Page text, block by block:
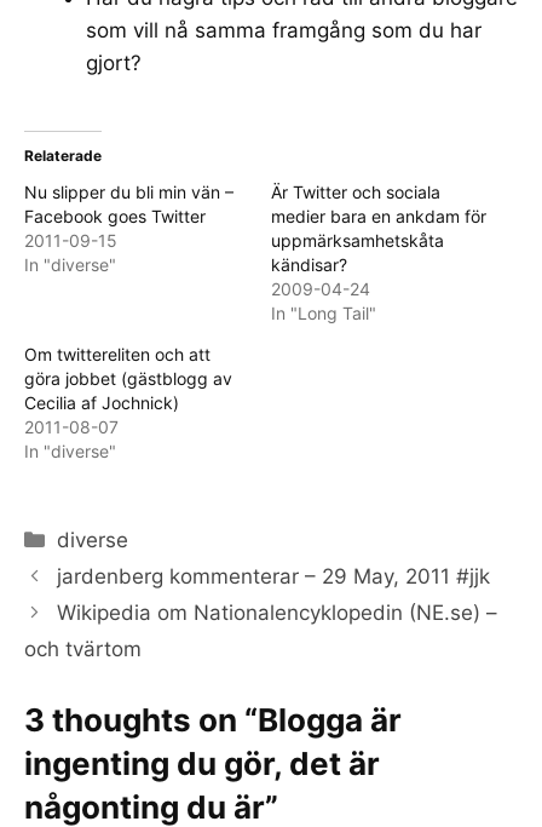
som vill nå samma framgång som du har
gjort?
Relaterade
Nu slipper du bli min vän –
Facebook goes Twitter
2011-09-15
In "diverse"
Är Twitter och sociala
medier bara en ankdam för
uppmärksamhetskåta
kändisar?
2009-04-24
In "Long Tail"
Om twittereliten och att
göra jobbet (gästblogg av
Cecilia af Jochnick)
2011-08-07
In "diverse"
Categories
diverse
jardenberg kommenterar – 29 May, 2011 #jjk
Wikipedia om Nationalencyklopedin (NE.se) –
och tvärtom
3 thoughts on “Blogga är
ingenting du gör, det är
någonting du är”